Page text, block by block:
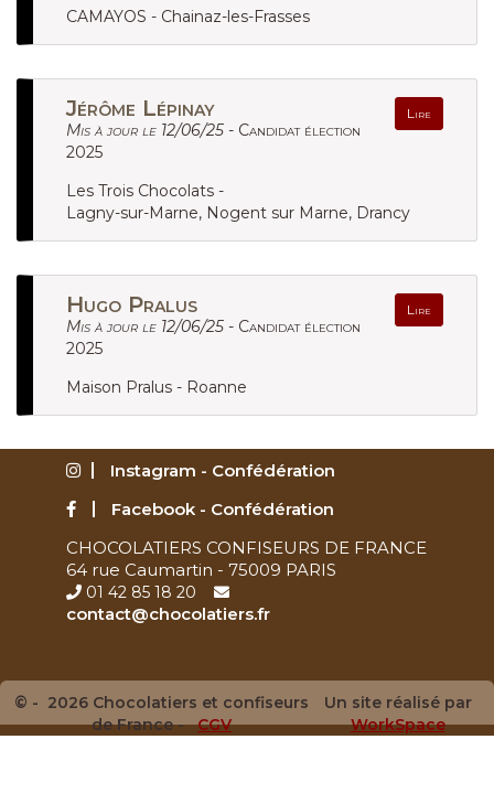
CAMAYOS - Chainaz-les-Frasses
Jérôme Lépinay Lire
Mis à jour le 12/06/25 - Candidat élection
2025
Les Trois Chocolats -
Lagny-sur-Marne, Nogent sur Marne, Drancy
Hugo Pralus Lire
Mis à jour le 12/06/25 - Candidat élection
2025
Maison Pralus - Roanne
Instagram - Confédération
Facebook - Confédération
CHOCOLATIERS CONFISEURS DE FRANCE
64 rue Caumartin - 75009 PARIS
01 42 85 18 20
contact@chocolatiers.fr
© - 2026 Chocolatiers et confiseurs
de France -CGV
Un site réalisé par
WorkSpace